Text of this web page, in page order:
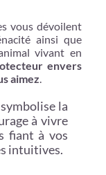
vous dévoilent
ainsi que
vivant en
envers
aimez
la
à vivre
fiant à vos
intuitives.